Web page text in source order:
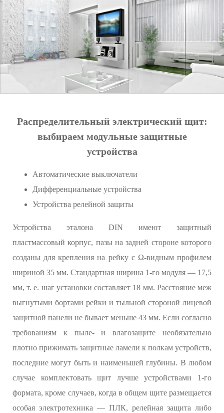
Распределительный электрический щит:
выбираем модульные защитные
устройства
Автоматические выключатели
Дифференциальные устройства
Устройства релейной защиты
Устройства эталона DIN имеют защитный
пластмассовый корпус, пазы на задней стороне которого
созданы для крепления на рейку с Ω-видным профилем
шириной 35 мм. Стандартная ширина 1-го модуля — 17,5
мм, т. е. шаг установки составляет 18 мм. Расстояние меж
выгнутыми бортами рейки и тыльной стороной лицевой
защитной панели не бывает меньше 43 мм. Если согласно
требованиям к пыле- и влагозащите необязательно
плотно прижимать защитные ламели к полкам устройств,
последние могут быть и наименьшей глубины. В любом
случае комплектовать щит лучше устройствами 1-го
формата, кроме случаев, когда в общем щите размещается
особая электротехника — ПЛК, релейная защита либо